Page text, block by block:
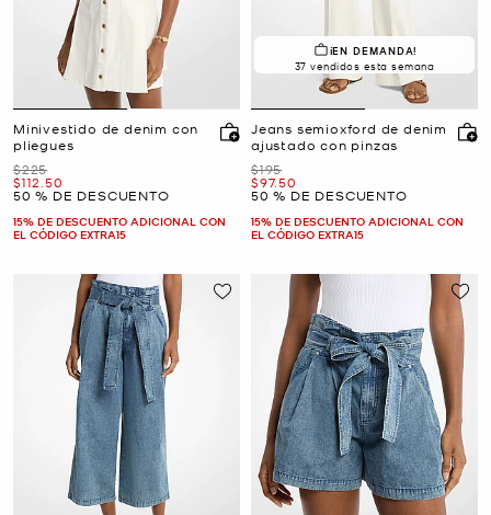
Minivestido de denim con
pliegues
Era
$225
Ahora
$112.50
50 % DE DESCUENTO
15% DE DESCUENTO ADICIONAL CON
EL CÓDIGO EXTRA15
¡EN DEMANDA!
37 vendidos esta semana
Jeans semioxford de denim
ajustado con pinzas
Era
$195
Ahora
$97.50
50 % DE DESCUENTO
15% DE DESCUENTO ADICIONAL CON
EL CÓDIGO EXTRA15